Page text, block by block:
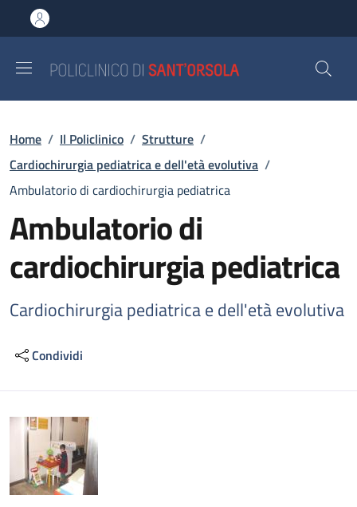
al contenuto principale
to footer content
Briciole di pane
Home / Il Policlinico / Strutture /
Cardiochirurgia pediatrica e dell'età evolutiva /
Ambulatorio di cardiochirurgia pediatrica
Ambulatorio di
cardiochirurgia pediatrica
Cardiochirurgia pediatrica e dell'età evolutiva
Condividi
Descrizione